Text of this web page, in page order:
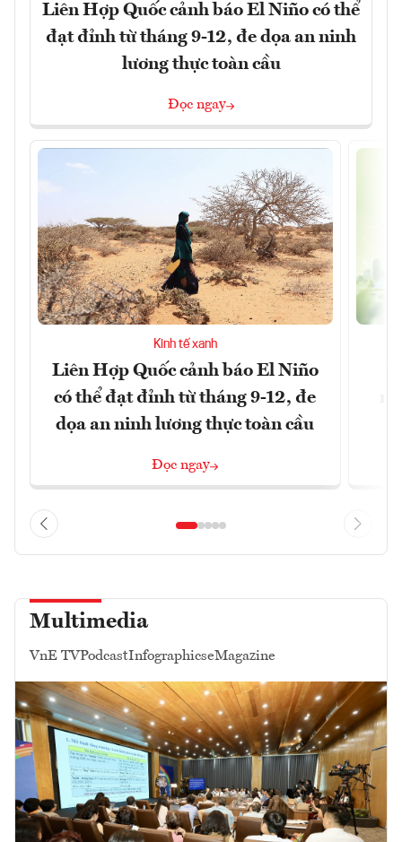
Liên Hợp Quốc cảnh báo El Niño có thể
đạt đỉnh từ tháng 9-12, đe dọa an ninh
lương thực toàn cầu
Đọc ngay
Kinh tế xanh
Liên Hợp Quốc cảnh báo El Niño
có thể đạt đỉnh từ tháng 9-12, đe
dọa an ninh lương thực toàn cầu
Đọc ngay
Multimedia
VnE TVPodcastInfographicseMagazine